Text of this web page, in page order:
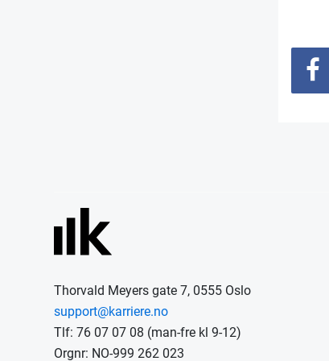
Thorvald Meyers gate 7, 0555 Oslo
support@karriere.no
Tlf: 76 07 07 08 (man-fre kl 9-12)
Orgnr: NO-999 262 023